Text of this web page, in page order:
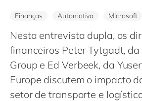
Luxembourg
Malaysia
Morocco
Netherlands
Finanças Automotiva Microsoft
Nesta entrevista dupla, os
financeiros Peter Tytgadt, da
Group e Ed Verbeek, da
Europe discutem o impacto
setor de transporte e